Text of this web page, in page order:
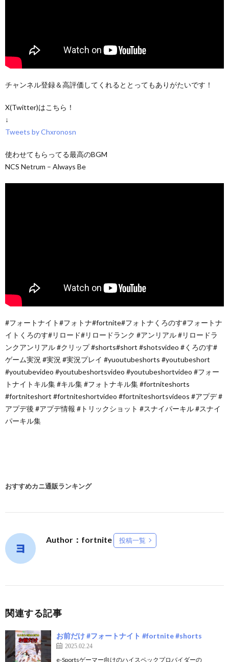
チャンネル登録＆高評価してくれるととってもありがたいです！
X(Twitter)はこちら！
↓
Tweets by Chxronosn
使わせてもらってる最高のBGM
NCS Netrum – Always Be
#フォートナイト#フォトナ#fortnite#フォトナくろのす#フォートナ
イトくろのす#リロード#リロードランク #アンリアル #リロードラ
ンクアンリアル #クリップ #shorts#short #shotsvideo #くろのす#
ゲーム実況 #実況 #実況プレイ #yuoutubeshorts #youtubeshort
#youtubevideo #youtubeshortsvideo #youtubeshortvideo #フォー
トナイトキル集 #キル集 #フォトナキル集 #fortniteshorts
#fortniteshort #fortniteshortvideo #fortniteshortsvideos #アプデ #
アプデ後 #アプデ情報 #トリックショット #スナイパーキル #スナイ
パーキル集
おすすめカニ通販ランキング
Author：fortnite 投稿一覧
関連する記事
お前だけ #フォートナイト #fortnite #shorts
2025.02.24
e-Sportsゲーマー向けのハイスペックプロバイダーの